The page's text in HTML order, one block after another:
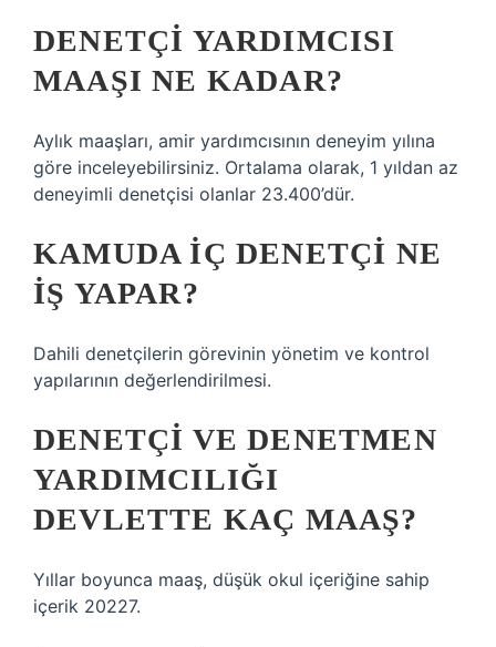
DENETÇI YARDIMCISI
MAAŞI NE KADAR?
Aylık maaşları, amir yardımcısının deneyim yılına
göre inceleyebilirsiniz. Ortalama olarak, 1 yıldan az
deneyimli denetçisi olanlar 23.400’dür.
KAMUDA IÇ DENETÇI NE
IŞ YAPAR?
Dahili denetçilerin görevinin yönetim ve kontrol
yapılarının değerlendirilmesi.
DENETÇI VE DENETMEN
YARDIMCILIĞI
DEVLETTE KAÇ MAAŞ?
Yıllar boyunca maaş, düşük okul içeriğine sahip
içerik 20227.